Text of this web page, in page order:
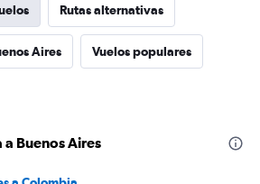
Rutas alternativas
Aires Vuelos populares
Buenos Aires